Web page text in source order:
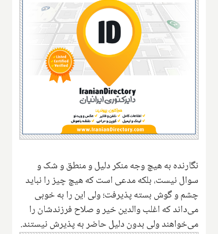
نگارنده به هیچ وجه منکر دلیل و منطق و شک و
سوال نیست، بلکه مدعی است که هیچ چیز را نباید
چشم و گوش بسته پذیرفت؛ ولی این را به خوبی
می‌داند که اغلب والدین خیر و صلاح فرزندشان را
می‌خواهند ولی بدون دلیل حاضر به پذیرش نیستند.